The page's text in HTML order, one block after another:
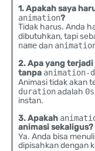
1. Apakah saya
animation?
Tidak harus. Anda
dibutuhkan, tapi
namedan
2. Apa yang
tanpa animation-
Animasi tidak akan
durationadalah 0s
instan.
3. Apakah
animasi sekaligus?
Ya. Anda bisa
dipisahkan dengan